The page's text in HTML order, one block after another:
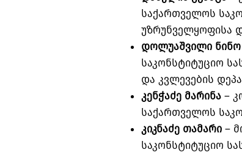
საქართველოს
უზრუნველყოფისა
დოლუაშვილი ნინო
საკონსტიტუციო
და კვლევების
კენჭაძე მარინა –
საქართველოს
კიკნაძე თამარი –
საკონსტიტუციო